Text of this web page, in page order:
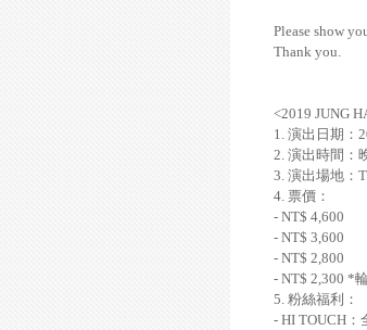
Please show
Thank you.
<2019 JUNG
1. 演出日期：
2. 演出時間：
3. 演出場地：
4. 票價：
- NT$ 4,600
- NT$ 3,600
- NT$ 2,800
- NT$ 2,300 *
5. 粉絲福利：
- HI TOUCH ：